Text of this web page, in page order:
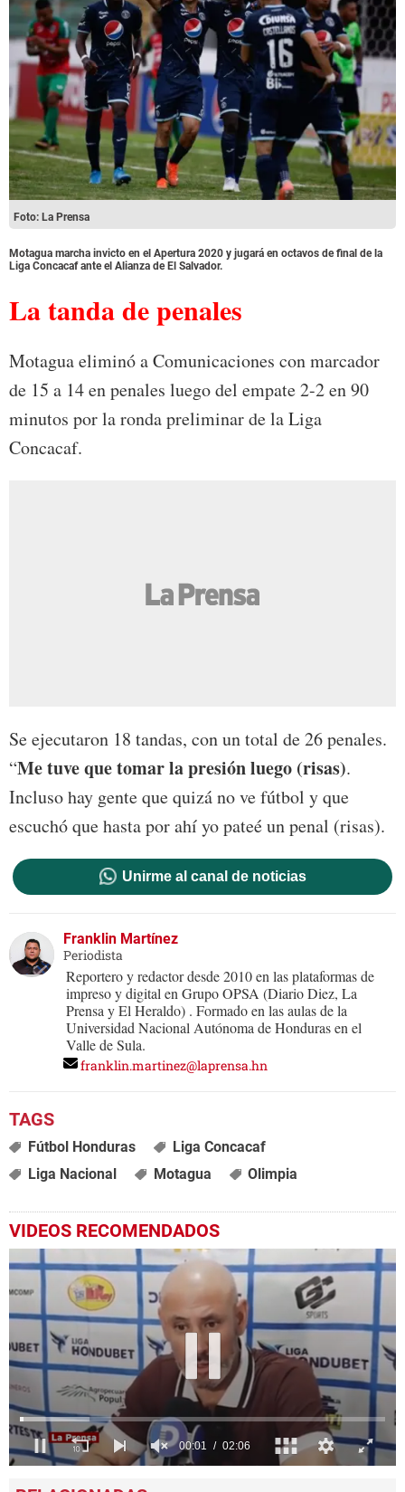
Foto: La Prensa
Motagua marcha invicto en el Apertura 2020 y jugará en octavos de final de la
Liga Concacaf ante el Alianza de El Salvador.
La tanda de penales
Motagua eliminó a Comunicaciones con marcador
de 15 a 14 en penales luego del empate 2-2 en 90
minutos por la ronda preliminar de la Liga
Concacaf.
Se ejecutaron 18 tandas, con un total de 26 penales.
“Me tuve que tomar la presión luego (risas).
Incluso hay gente que quizá no ve fútbol y que
escuchó que hasta por ahí yo pateé un penal (risas).
Unirme al canal de noticias
Franklin Martínez
Periodista
Reportero y redactor desde 2010 en las plataformas de
impreso y digital en Grupo OPSA (Diario Diez, La
Prensa y El Heraldo) . Formado en las aulas de la
Universidad Nacional Autónoma de Honduras en el
Valle de Sula.
franklin.martinez@laprensa.hn
Fútbol Honduras
Liga Concacaf
Liga Nacional
Motagua Olimpia
VIDEOS RECOMENDADOS
seconds